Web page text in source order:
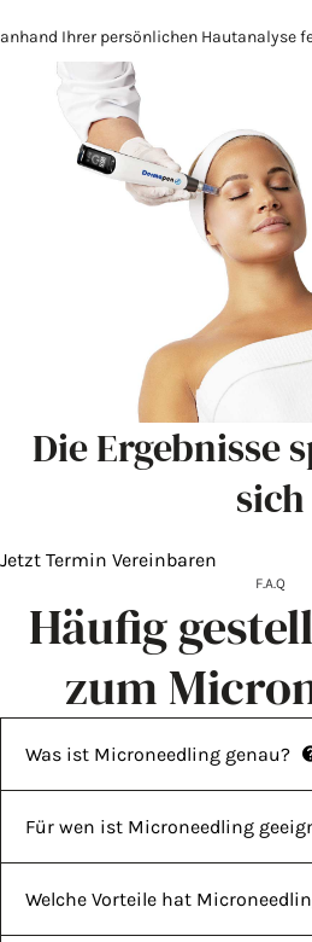
anhand Ihrer persönlichen Hautanalyse
Die Ergebnisse
sich
Jetzt Termin Vereinbaren
F.A.Q
Häufig
zum
Was ist Microneedling genau?
Microneedling ist eine kosmetische
Für wen ist Microneedling
Microneedling eignet sich für Frauen
Welche Vorteile hat